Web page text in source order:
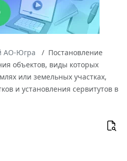
АО-Югра
Постановление
объектов, виды которых
или земельных участках,
и установления сервитутов в